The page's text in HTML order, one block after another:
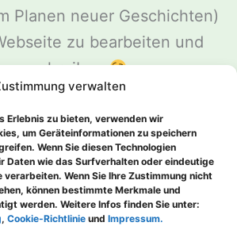
verwalten
Erlebnis zu bieten, verwenden wir
um Geräteinformationen zu speichern
Wenn Sie diesen Technologien
Daten wie das Surfverhalten oder eindeutige
verarbeiten. Wenn Sie Ihre Zustimmung nicht
können bestimmte Merkmale und
werden. Weitere Infos finden Sie unter:
, Cookie-Richtlinie und Impressum.
Planen neuer Geschichten)
zu bearbeiten und
zu schreiben
wird die Uhr übrigens in
25. auf den 26. März 2026
vorgestellt …
WEITER